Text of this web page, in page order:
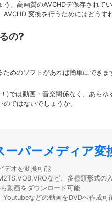
。高画質のAVCHDデ保存され
AVCHD 変換を行うためにはどうす
の?
めのソフトがあれば簡単にできま
)では動画・音楽関係なく、あら
ではないでしょうか。
パーメディア変
デオを変換可能
など、多種類形式の
動画をダウンロード可能
Youtubeなどの動画をDVDへ作成可